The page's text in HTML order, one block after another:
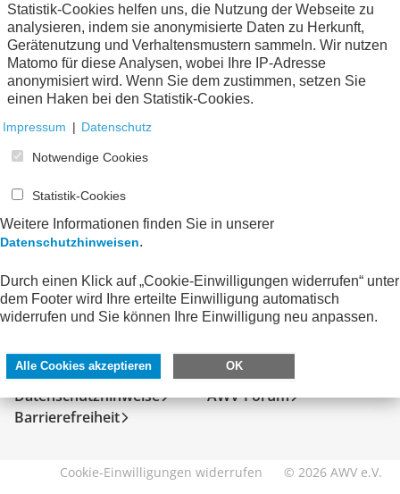
SERVICE
Kontakt
Impressum
Datenschutzhinweise
Barrierefreiheit
DIREKT ZU
FeRD
eXTra
AWV-Forum
Cookie-Einwilligungen widerrufen © 2026 AWV e.V.
Statistik-Cookies helfen uns, die Nutzung der Webseite zu
analysieren, indem sie anonymisierte Daten zu Herkunft,
Gerätenutzung und Verhaltensmustern sammeln. Wir nutzen
Matomo für diese Analysen, wobei Ihre IP-Adresse
anonymisiert wird. Wenn Sie dem zustimmen, setzen Sie
einen Haken bei den Statistik-Cookies.
Impressum | Datenschutz
Notwendige Cookies
Statistik-Cookies
Weitere Informationen finden Sie in unserer
Datenschutzhinweisen.
Durch einen Klick auf „Cookie-Einwilligungen widerrufen“ unter
dem Footer wird Ihre erteilte Einwilligung automatisch
widerrufen und Sie können Ihre Einwilligung neu anpassen.
Alle Cookies akzeptieren OK